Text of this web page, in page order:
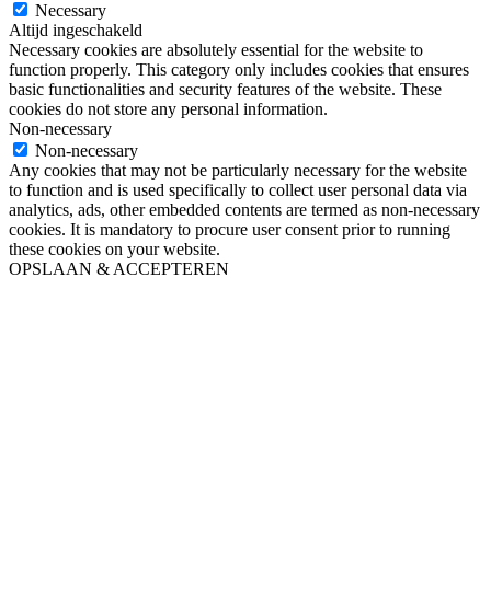
Necessary
Altijd ingeschakeld
Necessary cookies are absolutely essential for the website to
function properly. This category only includes cookies that ensures
basic functionalities and security features of the website. These
cookies do not store any personal information.
Non-necessary
Non-necessary
Any cookies that may not be particularly necessary for the website
to function and is used specifically to collect user personal data via
analytics, ads, other embedded contents are termed as non-necessary
cookies. It is mandatory to procure user consent prior to running
these cookies on your website.
OPSLAAN & ACCEPTEREN